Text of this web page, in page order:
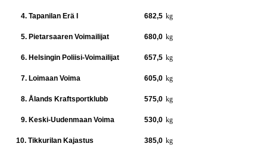
4. Tapanilan Erä I 682,5 kg
5. Pietarsaaren Voimailijat 680,0 kg
6. Helsingin Poliisi-Voimailijat 657,5 kg
7. Loimaan Voima 605,0 kg
8. Ålands Kraftsportklubb 575,0 kg
9. Keski-Uudenmaan Voima 530,0 kg
10. Tikkurilan Kajastus 385,0 kg